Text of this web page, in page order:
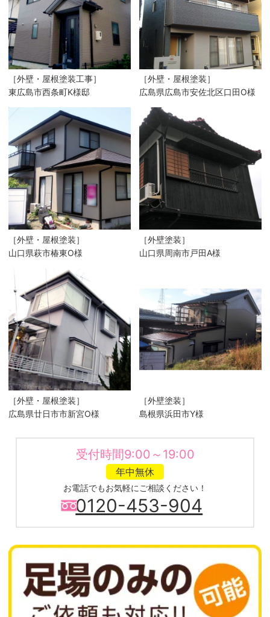
［外壁・屋根塗装工事］
東広島市西条町K様邸
［外壁・屋根塗装］
広島県広島市安佐北区口田O様
［外壁・屋根塗装］
山口県萩市椿東O様
［外壁塗装］
山口県周南市戸田A様
［外壁・屋根塗装］
広島県廿日市市新宮O様
［外壁塗装］
島根県浜田市Y様
受付時間9:00～19:00
年中無休
お電話でもお気軽にご相談ください！
0120-453-904